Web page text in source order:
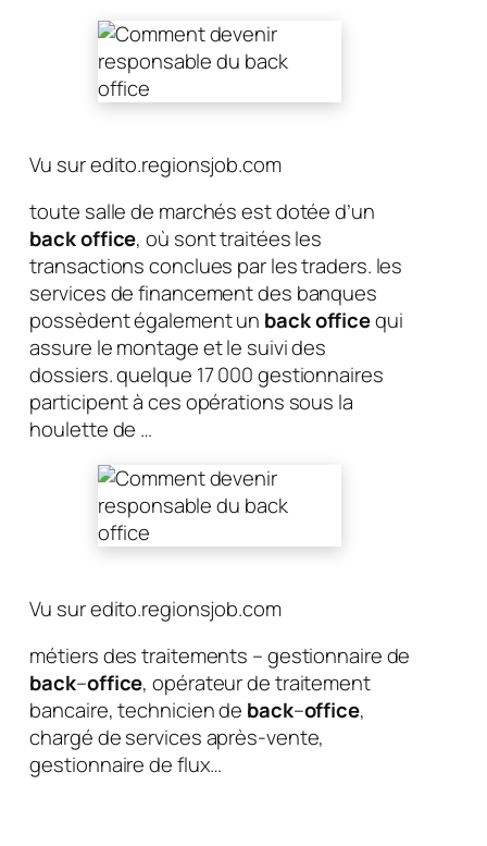
Vu sur edito.regionsjob.com
toute salle de marchés est dotée d’un
back office, où sont traitées les
transactions conclues par les traders. les
services de financement des banques
possèdent également un back officequi
assure le montage et le suivi des
dossiers. quelque 17 000 gestionnaires
participent à ces opérations sous la
houlette de …
Vu sur edito.regionsjob.com
métiers des traitements – gestionnaire de
back–office, opérateur de traitement
bancaire, technicien de back–office,
chargé de services après-vente,
gestionnaire de flux…